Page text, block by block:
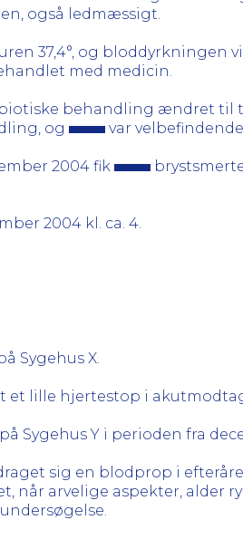
også ledmæssigt.
37,4°, og bloddyrkningen
med medicin.
behandling ændret til
og
var
2004 fik
2004 kl. ca. 4.
Sygehus X.
et lille hjertestop i
Sygehus Y i perioden fra
sig en blodprop i
når arvelige aspekter,